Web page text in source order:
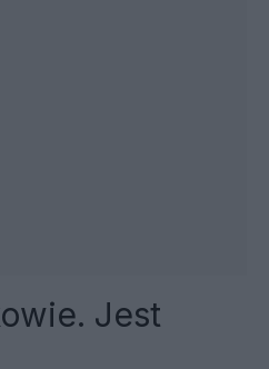
Jest